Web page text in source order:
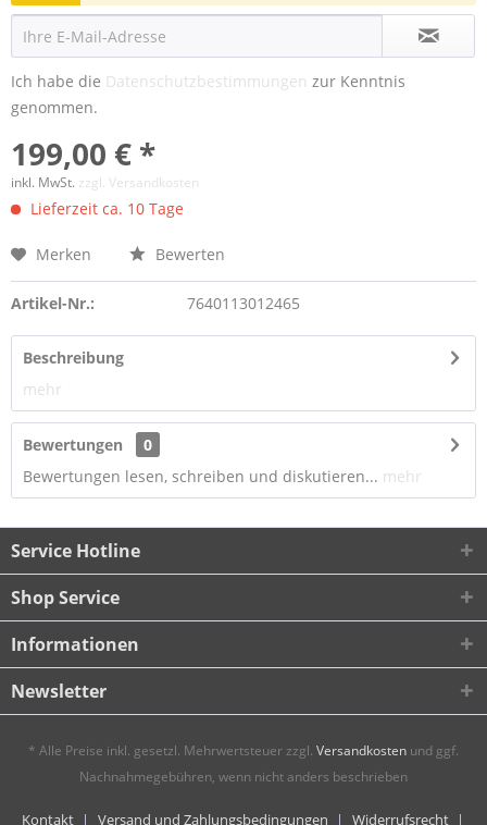
Ich habe die Datenschutzbestimmungen zur Kenntnis
genommen.
199,00 € *
inkl. MwSt. zzgl. Versandkosten
Lieferzeit ca. 10 Tage
Merken Bewerten
Artikel-Nr.: 7640113012465
Beschreibung
mehr
Bewertungen
0
Bewertungen lesen, schreiben und diskutieren... mehr
Service Hotline
Shop Service
Informationen
Newsletter
* Alle Preise inkl. gesetzl. Mehrwertsteuer zzgl. Versandkosten und ggf.
Nachnahmegebühren, wenn nicht anders beschrieben
Kontakt Versand und Zahlungsbedingungen Widerrufsrecht